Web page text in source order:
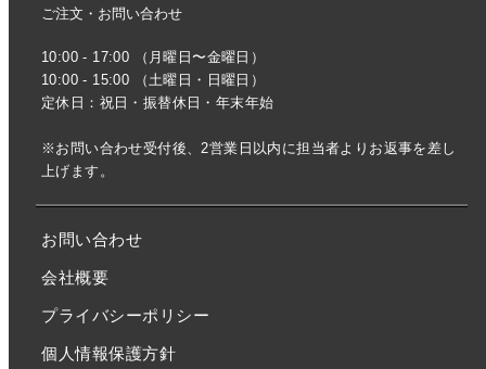
ご注文・お問い合わせ
10:00 - 17:00 （月曜日〜金曜日）
10:00 - 15:00 （土曜日・日曜日）
定休日：祝日・振替休日・年末年始
※お問い合わせ受付後、2営業日以内に担当者よりお返事を差し
上げます。
お問い合わせ
会社概要
プライバシーポリシー
個人情報保護方針